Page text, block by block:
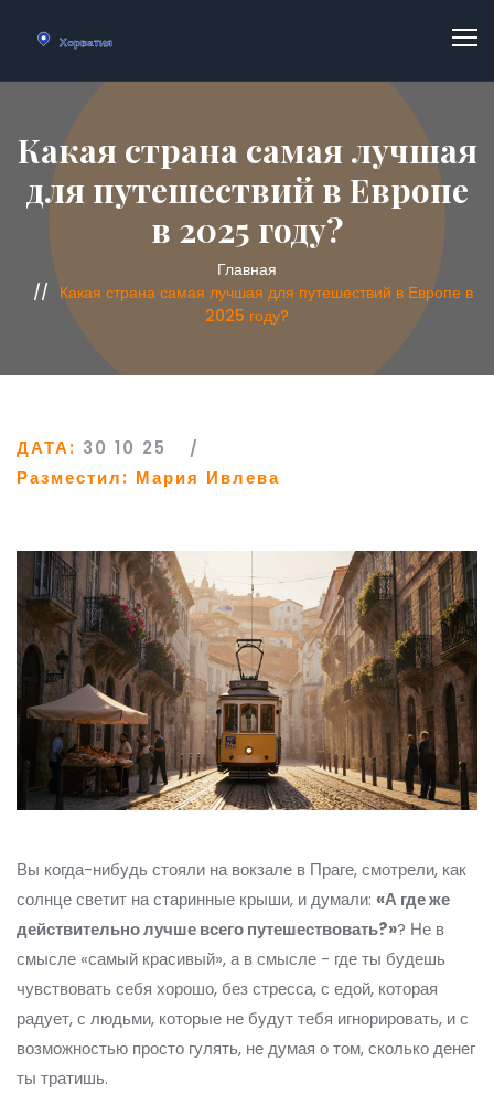
Какая страна самая лучшая
для путешествий в Европе
в 2025 году?
Главная
Какая страна самая лучшая для путешествий в Европе в
2025 году?
ДАТА: 30 10 25
Разместил: Мария Ивлева
Вы когда-нибудь стояли на вокзале в Праге, смотрели, как
солнце светит на старинные крыши, и думали: «А где же
действительно лучше всего путешествовать?»? Не в
смысле «самый красивый», а в смысле - где ты будешь
чувствовать себя хорошо, без стресса, с едой, которая
радует, с людьми, которые не будут тебя игнорировать, и с
возможностью просто гулять, не думая о том, сколько денег
ты тратишь.